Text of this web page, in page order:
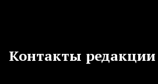
Контакты редакции